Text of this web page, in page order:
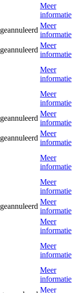
Meer
informatie
geannuleerd
Meer
informatie
geannuleerd
Meer
informatie
Meer
informatie
Meer
informatie
geannuleerd
Meer
informatie
geannuleerd
Meer
informatie
Meer
informatie
Meer
informatie
geannuleerd
Meer
informatie
Meer
informatie
Meer
informatie
Meer
informatie
Meer